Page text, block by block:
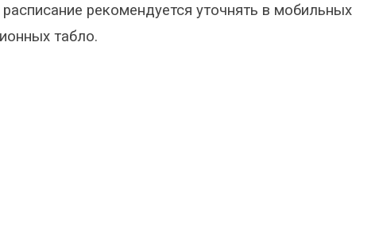
рекомендуется уточнять в мобильных
табло.